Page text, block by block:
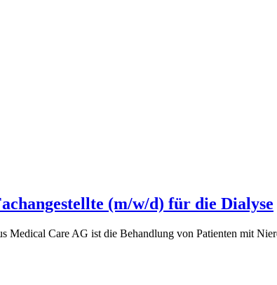
(m/w/d) für die Dialyse
Medical Care AG ist die Behandlung von Patienten mit